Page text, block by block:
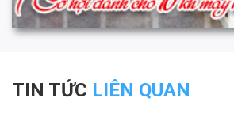
TIN TỨC LIÊN QUAN